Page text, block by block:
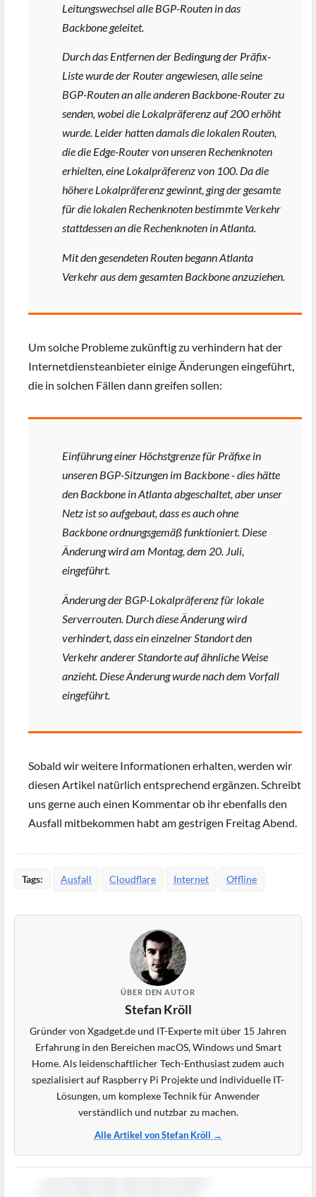
Leitungswechsel alle BGP-Routen in das
Backbone geleitet.
Durch das Entfernen der Bedingung der Präfix-
Liste wurde der Router angewiesen, alle seine
BGP-Routen an alle anderen Backbone-Router zu
senden, wobei die Lokalpräferenz auf 200 erhöht
wurde. Leider hatten damals die lokalen Routen,
die die Edge-Router von unseren Rechenknoten
erhielten, eine Lokalpräferenz von 100. Da die
höhere Lokalpräferenz gewinnt, ging der gesamte
für die lokalen Rechenknoten bestimmte Verkehr
stattdessen an die Rechenknoten in Atlanta.
Mit den gesendeten Routen begann Atlanta
Verkehr aus dem gesamten Backbone anzuziehen.
Um solche Probleme zukünftig zu verhindern hat der
Internetdiensteanbieter einige Änderungen eingeführt,
die in solchen Fällen dann greifen sollen:
Einführung einer Höchstgrenze für Präfixe in
unseren BGP-Sitzungen im Backbone - dies hätte
den Backbone in Atlanta abgeschaltet, aber unser
Netz ist so aufgebaut, dass es auch ohne
Backbone ordnungsgemäß funktioniert. Diese
Änderung wird am Montag, dem 20. Juli,
eingeführt.
Änderung der BGP-Lokalpräferenz für lokale
Serverrouten. Durch diese Änderung wird
verhindert, dass ein einzelner Standort den
Verkehr anderer Standorte auf ähnliche Weise
anzieht. Diese Änderung wurde nach dem Vorfall
eingeführt.
Sobald wir weitere Informationen erhalten, werden wir
diesen Artikel natürlich entsprechend ergänzen. Schreibt
uns gerne auch einen Kommentar ob ihr ebenfalls den
Ausfall mitbekommen habt am gestrigen Freitag Abend.
Tags: Ausfall Cloudflare Internet Offline
ÜBER DEN AUTOR
Stefan Kröll
Gründer von Xgadget.de und IT-Experte mit über 15 Jahren
Erfahrung in den Bereichen macOS, Windows und Smart
Home. Als leidenschaftlicher Tech-Enthusiast zudem auch
spezialisiert auf Raspberry Pi Projekte und individuelle IT-
Lösungen, um komplexe Technik für Anwender
verständlich und nutzbar zu machen.
Alle Artikel von Stefan Kröll →